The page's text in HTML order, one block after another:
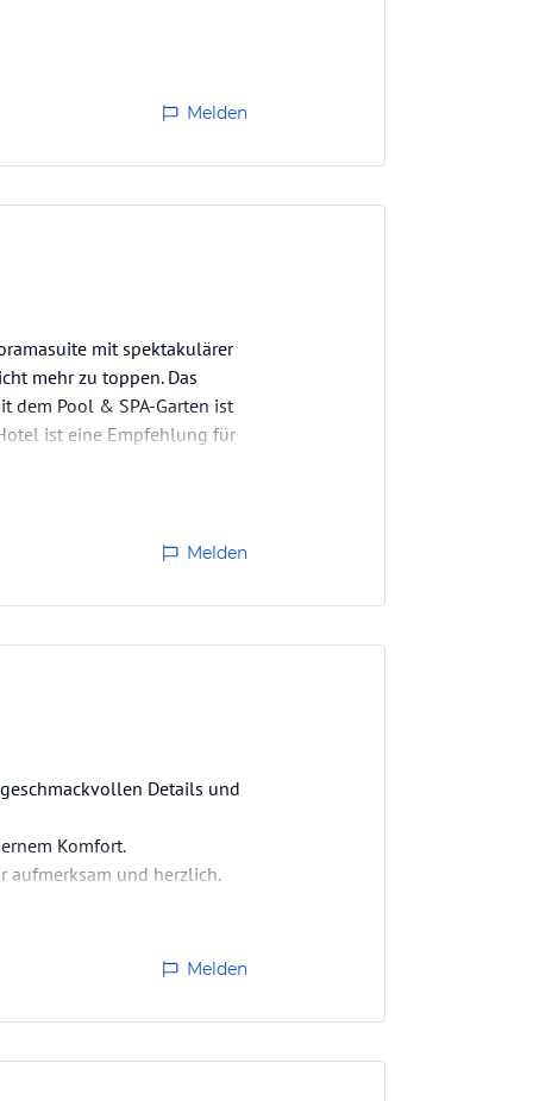
aufdringlich zu wirken
Melden
mit spektakulärer
mehr zu toppen. Das
dem Pool & SPA-Garten ist
ist eine Empfehlung für
Melden
Details und
Komfort.
aufmerksam und herzlich.
Melden